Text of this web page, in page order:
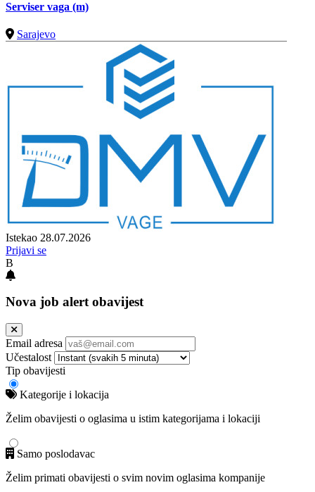
Serviser vaga (m)
Sarajevo
Istekao 28.07.2026
Prijavi se
B
Nova job alert obavijest
Email adresa
Učestalost
Tip obavijesti
Kategorije i lokacija
Želim obavijesti o oglasima u istim kategorijama i lokaciji
Samo poslodavac
Želim primati obavijesti o svim novim oglasima kompanije